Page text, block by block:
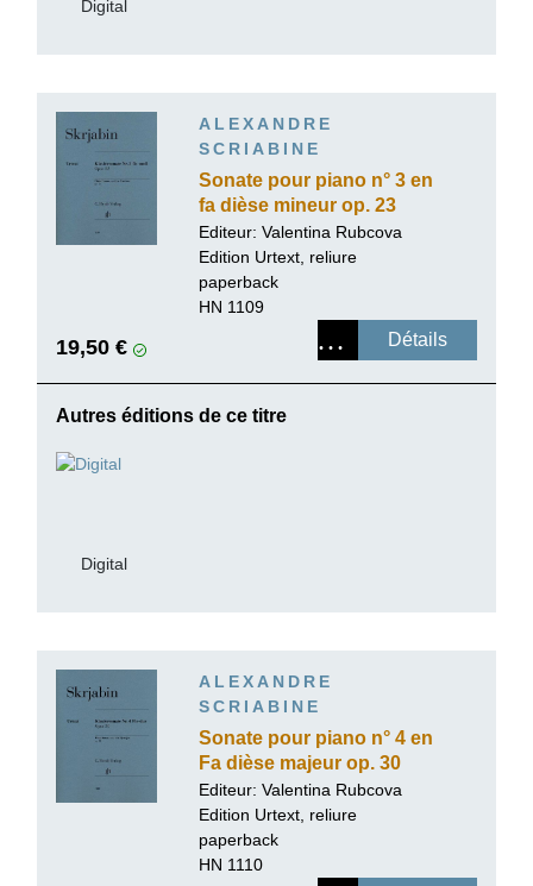
Digital
ALEXANDRE
SCRIABINE
Sonate pour piano n° 3 en
fa dièse mineur op. 23
Editeur: Valentina Rubcova
Edition Urtext, reliure
paperback
HN 1109
19,50 € Détails
Autres éditions de ce titre
Digital
ALEXANDRE
SCRIABINE
Sonate pour piano n° 4 en
Fa dièse majeur op. 30
Editeur: Valentina Rubcova
Edition Urtext, reliure
paperback
HN 1110